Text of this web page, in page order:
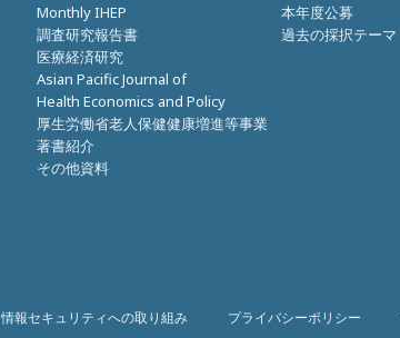
Monthly IHEP
調査研究報告書
医療経済研究
Asian Pacific Journal of
Health Economics and Policy
厚生労働省老人保健健康増進等事業
著書紹介
その他資料
本年度公募
過去の採択テーマ
情報セキュリティへの取り組み プライバシーポリシー